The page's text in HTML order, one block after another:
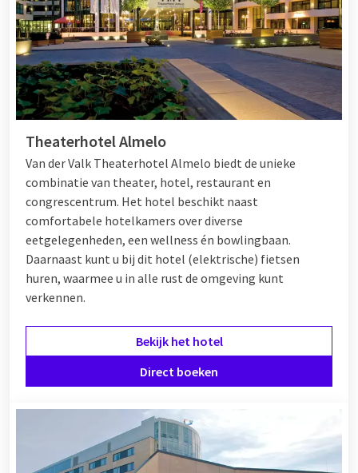
de jaarwisseling wilt vieren: Van der Valk is het perfecte hotel
op oudjaarsdag.
Hotel aanbieding voor 31 december
Ook als u voordelig wilt overnachten met oud en nieuw bent u
bij Van der Valk aan het juiste adres. Zo zijn er verschillende
nieuwjaarsarrangementenwaardoor u volledig verzorgd voor
een voordelige prijs kunt verblijven in een van de hotels. U
bent uiteraard ook welkom in een Van der Valk hotel zonder
overnachting. Geniet bijvoorbeeld van een heerlijk
nieuwjaarsontbijt of - brunch. Of verleng uw nachtje weg met
eenweekendje wegof begin het jaar extra ontspannen in een
wellnesshotel.
Theaterhotel Almelo
Van der Valk Theaterhotel Almelo biedt de unieke
combinatie van theater, hotel, restaurant en
congrescentrum. Het hotel beschikt naast
comfortabele hotelkamers over diverse
eetgelegenheden, een wellness én bowlingbaan.
Daarnaast kunt u bij dit hotel (elektrische) fietsen
huren, waarmee u in alle rust de omgeving kunt
verkennen.
Bekijk het hotel
Direct boeken